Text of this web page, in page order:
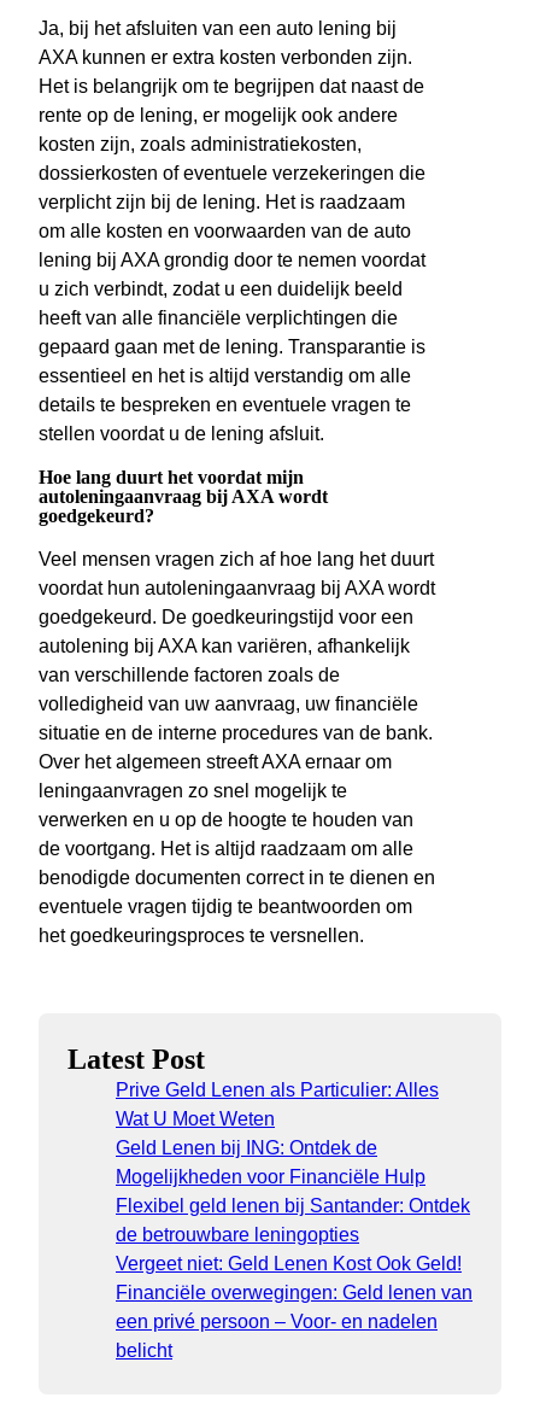
Ja, bij het afsluiten van een auto lening bij
AXA kunnen er extra kosten verbonden zijn.
Het is belangrijk om te begrijpen dat naast de
rente op de lening, er mogelijk ook andere
kosten zijn, zoals administratiekosten,
dossierkosten of eventuele verzekeringen die
verplicht zijn bij de lening. Het is raadzaam
om alle kosten en voorwaarden van de auto
lening bij AXA grondig door te nemen voordat
u zich verbindt, zodat u een duidelijk beeld
heeft van alle financiële verplichtingen die
gepaard gaan met de lening. Transparantie is
essentieel en het is altijd verstandig om alle
details te bespreken en eventuele vragen te
stellen voordat u de lening afsluit.
Hoe lang duurt het voordat mijn
autoleningaanvraag bij AXA wordt
goedgekeurd?
Veel mensen vragen zich af hoe lang het duurt
voordat hun autoleningaanvraag bij AXA wordt
goedgekeurd. De goedkeuringstijd voor een
autolening bij AXA kan variëren, afhankelijk
van verschillende factoren zoals de
volledigheid van uw aanvraag, uw financiële
situatie en de interne procedures van de bank.
Over het algemeen streeft AXA ernaar om
leningaanvragen zo snel mogelijk te
verwerken en u op de hoogte te houden van
de voortgang. Het is altijd raadzaam om alle
benodigde documenten correct in te dienen en
eventuele vragen tijdig te beantwoorden om
het goedkeuringsproces te versnellen.
Latest Post
Prive Geld Lenen als Particulier: Alles
Wat U Moet Weten
Geld Lenen bij ING: Ontdek de
Mogelijkheden voor Financiële Hulp
Flexibel geld lenen bij Santander: Ontdek
de betrouwbare leningopties
Vergeet niet: Geld Lenen Kost Ook Geld!
Financiële overwegingen: Geld lenen van
een privé persoon – Voor- en nadelen
belicht